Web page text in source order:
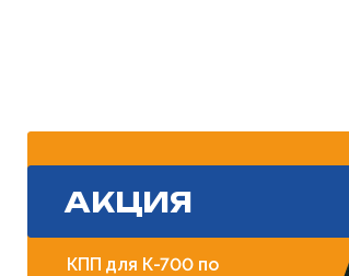
АКЦИЯ
КПП для К-700 по